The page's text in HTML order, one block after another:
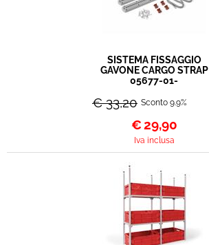
SISTEMA FISSAGGIO
GAVONE CARGO STRAP
05677-01-
€ 33,20 Sconto 9.9%
€29,90
Iva inclusa